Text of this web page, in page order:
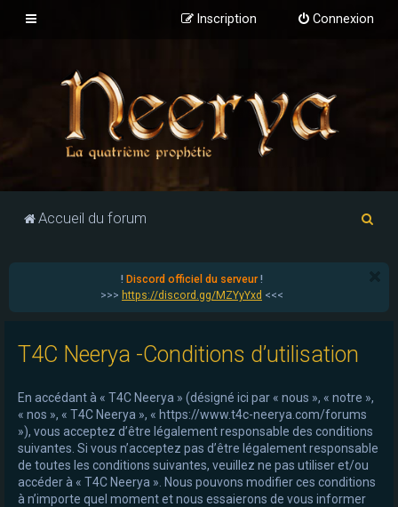
Connexion
Inscription
Accueil du forum
r
! Discord officiel du serveur!
>>> https://discord.gg/MZYyYxd <<<
T4C Neerya -Conditions d’utilisation
En accédant à « T4C Neerya » (désigné ici par « nous », « notre »,
« nos », « T4C Neerya », « https://www.t4c-neerya.com/forums
»), vous acceptez d’être légalement responsable des conditions
suivantes. Si vous n’acceptez pas d’être légalement responsable
de toutes les conditions suivantes, veuillez ne pas utiliser et/ou
accéder à « T4C Neerya ». Nous pouvons modifier ces conditions
à n’importe quel moment et nous essaierons de vous informer